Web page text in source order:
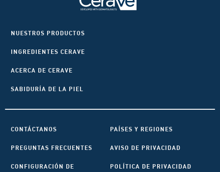
NUESTROS PRODUCTOS
INGREDIENTES CERAVE
ACERCA DE CERAVE
SABIDURÍA DE LA PIEL
CONTÁCTANOS PAÍSES Y REGIONES
PREGUNTAS FRECUENTES AVISO DE PRIVACIDAD
CONFIGURACIÓN DE
POLÍTICA DE PRIVACIDAD